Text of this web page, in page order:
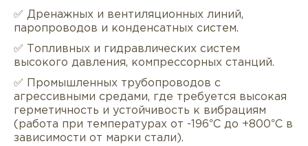
✅ Дренажных и вентиляционных линий,
паропроводов и конденсатных систем.
✅ Топливных и гидравлических систем
высокого давления, компрессорных станций.
✅ Промышленных трубопроводов с
агрессивными средами, где требуется высокая
герметичность и устойчивость к вибрациям
(работа при температурах от -196°C до +800°C в
зависимости от марки стали).